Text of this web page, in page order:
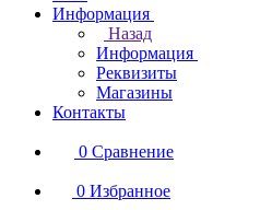
Информация
Назад
Информация
Реквизиты
Магазины
Контакты
0 Сравнение
0 Избранное